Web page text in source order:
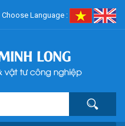
Choose Language :